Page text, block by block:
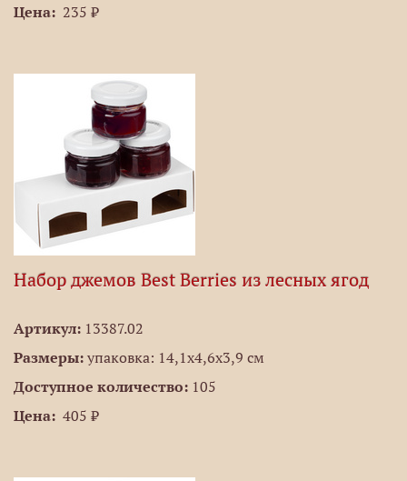
Цена: 235 ₽
Набор джемов Best Berries из лесных ягод
Артикул: 13387.02
Размеры: упаковка: 14,1х4,6х3,9 см
Доступное количество: 105
Цена: 405 ₽